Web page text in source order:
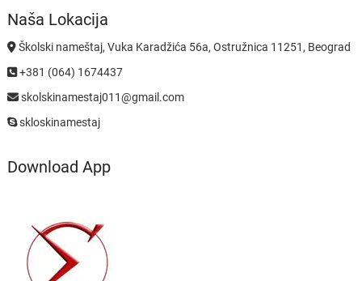
Naša Lokacija
Školski nameštaj, Vuka Karadžića 56a, Ostružnica 11251, Beograd
+381 (064) 1674437
skolskinamestaj011@gmail.com
skloskinamestaj
Download App